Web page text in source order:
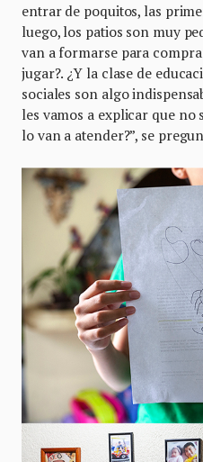
entrar de poquitos, las
luego, los patios son muy
van a formarse para
jugar?. ¿Y la clase de
sociales son algo
les vamos a explicar que no
lo van a atender?”, se